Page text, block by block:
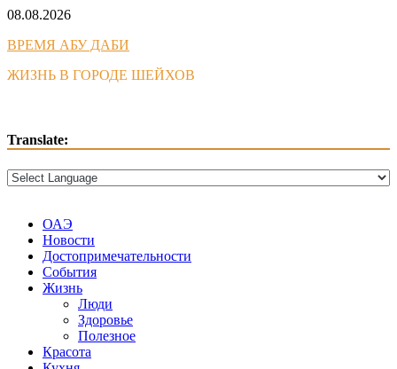
Skip
content
08.08.2026
ВРЕМЯ АБУ ДАБИ
ЖИЗНЬ В ГОРОДЕ ШЕЙХОВ
Translate:
ОАЭ
Новости
Достопримечательности
События
Жизнь
Люди
Здоровье
Полезное
Красота